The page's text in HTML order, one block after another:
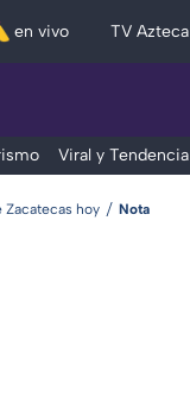
en vivo TV Azteca
Viral y Tendencia
Zacatecas hoy Nota